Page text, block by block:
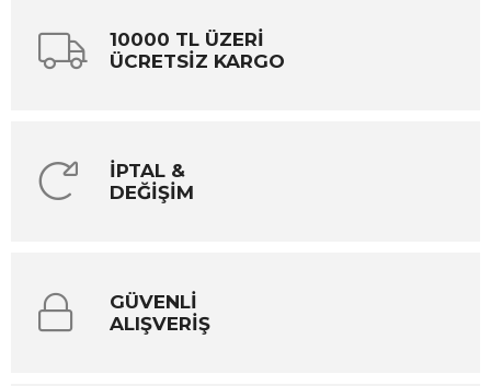
10000 TL ÜZERİ
ÜCRETSİZ KARGO
İPTAL &
DEĞİŞİM
GÜVENLİ
ALIŞVERİŞ